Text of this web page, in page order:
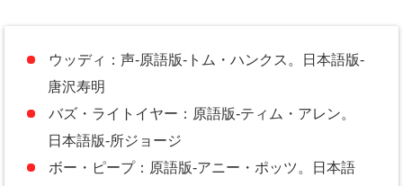
ウッディ：声-原語版-トム・ハンクス。日本語版-
唐沢寿明
バズ・ライトイヤー：原語版-ティム・アレン。
日本語版-所ジョージ
ボー・ピープ：原語版-アニー・ポッツ。日本語